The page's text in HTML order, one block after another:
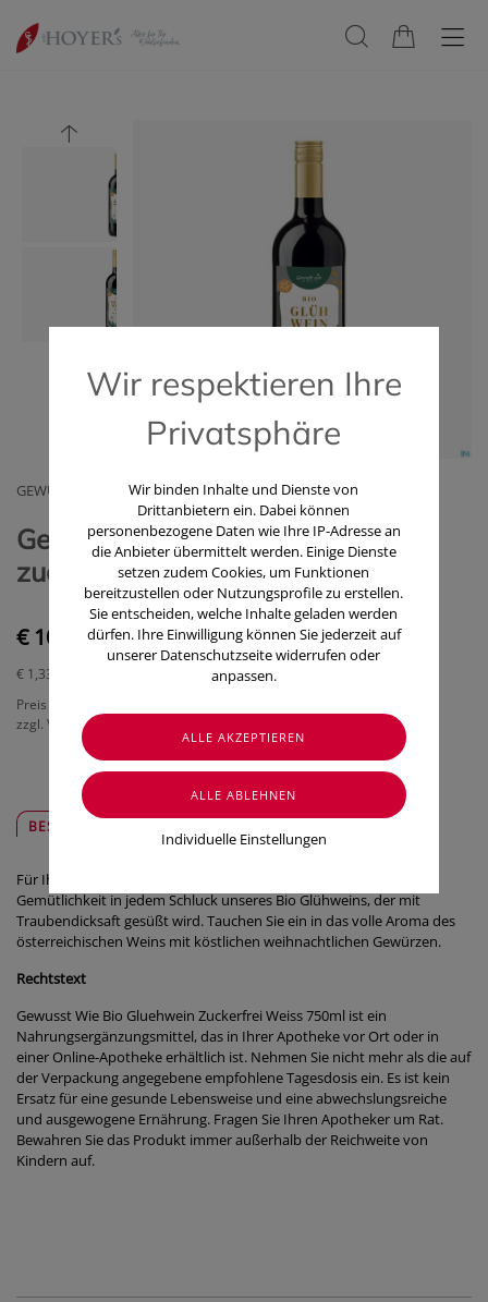
GEWUSST WIE WELLNESS & BEAUTY E.GEN.
Gewusst Wie Bio Gluehwein
zuckerfrei Weiss 750ml
€ 10,00
€ 1,33
Preis inkl. MwSt.
zzgl. Versandkosten
BESCHREIBUNG
Für Ihren Genussmoment: Entdecken Sie die reine Wärme und
Gemütlichkeit in jedem Schluck unseres Bio Glühweins, der mit
Traubendicksaft gesüßt wird. Tauchen Sie ein in das volle Aroma des
österreichischen Weins mit köstlichen weihnachtlichen Gewürzen.
Rechtstext
Gewusst Wie Bio Gluehwein Zuckerfrei Weiss 750ml ist ein
Nahrungsergänzungsmittel, das in Ihrer Apotheke vor Ort oder in
einer Online-Apotheke erhältlich ist. Nehmen Sie nicht mehr als die auf
der Verpackung angegebene empfohlene Tagesdosis ein. Es ist kein
Ersatz für eine gesunde Lebensweise und eine abwechslungsreiche
und ausgewogene Ernährung. Fragen Sie Ihren Apotheker um Rat.
Bewahren Sie das Produkt immer außerhalb der Reichweite von
Kindern auf.
Wir respektieren Ihre
Privatsphäre
Wir binden Inhalte und Dienste von
Drittanbietern ein. Dabei können
personenbezogene Daten wie Ihre IP-Adresse an
die Anbieter übermittelt werden. Einige Dienste
setzen zudem Cookies, um Funktionen
bereitzustellen oder Nutzungsprofile zu erstellen.
Sie entscheiden, welche Inhalte geladen werden
dürfen. Ihre Einwilligung können Sie jederzeit auf
unserer Datenschutzseite widerrufen oder
anpassen.
Individuelle Einstellungen